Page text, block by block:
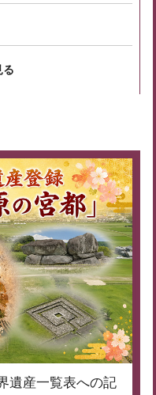
る
遺産一覧表への記